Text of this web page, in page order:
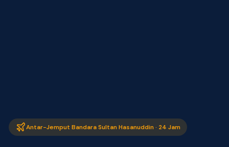
Antar-Jemput Bandara Sultan Hasanuddin · 24 Jam